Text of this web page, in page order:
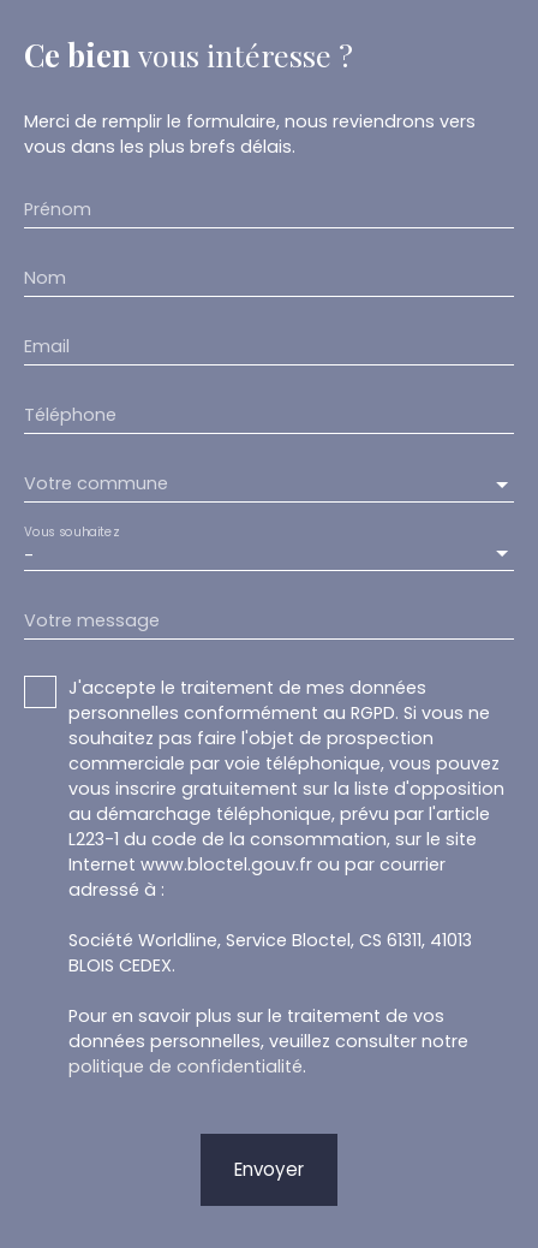
Ce bien vous intéresse ?
Merci de remplir le formulaire, nous reviendrons vers
vous dans les plus brefs délais.
Prénom
Nom
Email
Téléphone
Votre commune
-
Vous souhaitez
Votre message
J'accepte le traitement de mes données
personnelles conformément au RGPD. Si vous ne
souhaitez pas faire l'objet de prospection
commerciale par voie téléphonique, vous pouvez
vous inscrire gratuitement sur la liste d'opposition
au démarchage téléphonique, prévu par l'article
L223-1 du code de la consommation, sur le site
Internet www.bloctel.gouv.fr ou par courrier
adressé à :
Société Worldline, Service Bloctel, CS 61311, 41013
BLOIS CEDEX.
Pour en savoir plus sur le traitement de vos
données personnelles, veuillez consulter notre
politique de confidentialité.
Envoyer